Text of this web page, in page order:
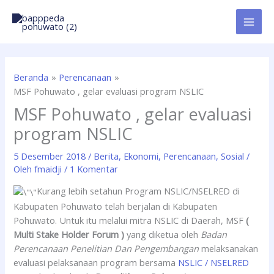
konten
Beranda
Perencanaan
MSF Pohuwato , gelar evaluasi program NSLIC
MSF Pohuwato , gelar evaluasi
program NSLIC
5 Desember 2018/ Berita, Ekonomi, Perencanaan,Sosial /
Olehfmaidji/ 1 Komentar
Kurang lebih setahun Program NSLIC/NSELRED di
Kabupaten Pohuwato telah berjalan di Kabupaten
Pohuwato. Untuk itu melalui mitra NSLIC di Daerah, MSF (
Multi Stake Holder Forum ) yang diketua oleh Badan
Perencanaan Penelitian Dan Pengembangan melaksanakan
evaluasi pelaksanaan program bersama NSLIC / NSELRED